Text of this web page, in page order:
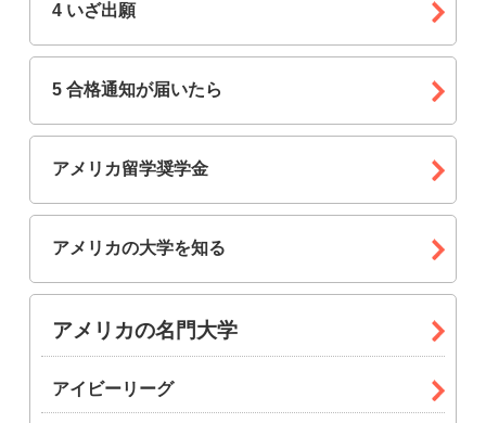
4 いざ出願
5 合格通知が届いたら
アメリカ留学奨学金
アメリカの大学を知る
アメリカの名門大学
アイビーリーグ